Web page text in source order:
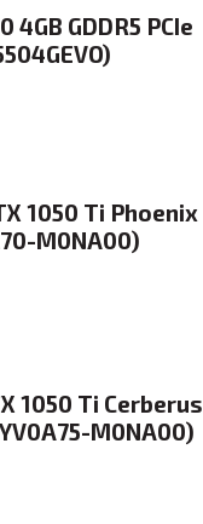
4GB GDDR5 PCIe
1050 Ti Phoenix
M0NA00)
1050 Ti Cerberus
M0NA00)